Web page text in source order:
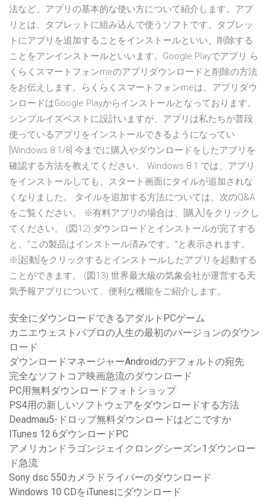
法など、アプリの基本的な使い方について紹介します。アプ
リとは、タブレットに組み込んで使うソフトです。タブレッ
トにアプリを追加することをインストールといい、削除する
ことをアンインストールといいます。Google Playでアプリ ら
くらくスマートフォンmeのアプリダウンロードと削除の方法
をお伝えします。らくらくスマートフォンmeは、アプリダウ
ンロードはGoogle Playからインストールとなっております。
シンプルイズベストに設計いますが、アプリは私たちが普段
使っているアプリをインストールできるようになってい
[Windows 8.1/8] 今までに購入やダウンロードをしたアプリを
確認する方法を教えてください。 Windows 8.1 では、アプリ
をインストールしても、スタート画面にタイルが追加されな
くなりました。 タイルを追加する方法については、次のQ&A
をご覧ください。 ※有料アプリの場合は、[購入]をクリックし
てください。 (図12) ダウンロードとインストールが完了する
と、“この製品はインストール済みです。”と表示されます。
※[起動]をクリックするとインストールしたアプリを起動する
ことができます。 (図13) 世界最大級の気象会社が運営する天
気予報アプリについて、便利な機能をご紹介します。
安全にダウンロードできるアダルトPCゲーム
カニエウェストパブロの人生の最初のバージョンのダウン
ロード
ダウンロードマネージャーAndroidのデフォルトの宛先
完全なソフトコア映画急流のダウンロード
PC用無料ダウンロードフォトショップ
PS4用の新しいソフトウェアをダウンロードする方法
Deadmau5-ドロップ無料ダウンロードはどこですか
ITunes 12.6ダウンロードPC
アメリカンドラゴンジェイクロングシーズン1ダウンロー
ド急流
Sony dsc 550カメラドライバーのダウンロード
Windows 10 CDをiTunesにダウンロード